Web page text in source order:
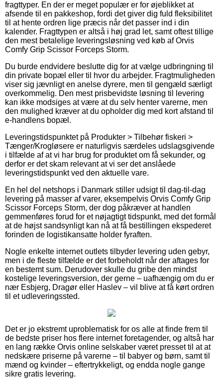
fragttyper. En der er meget populær er for øjeblikket at
afsende til en pakkeshop, fordi det giver dig fuld fleksibilitet
til at hente ordren lige præcis når det passer ind i din
kalender. Fragttypen er altså i høj grad let, samt oftest tillige
den mest betalelige leveringsløsning ved køb af Orvis
Comfy Grip Scissor Forceps Storm.
Du burde endvidere beslutte dig for at vælge udbringning til
din private bopæl eller til hvor du arbejder. Fragtmuligheden
viser sig jævnligt en anelse dyrere, men til gengæld særligt
overkommelig. Den mest prisbevidste løsning til levering
kan ikke modsiges at være at du selv henter varerne, men
den mulighed kræver at du opholder dig med kort afstand til
e-handlens bopæl.
Leveringstidspunktet på Produkter > Tilbehør fiskeri >
Tænger/Krogløsere er naturligvis særdeles udslagsgivende
i tilfælde af at vi har brug for produktet om få sekunder, og
derfor er det skam relevant at vi ser det anslåede
leveringstidspunkt ved den aktuelle vare.
En hel del netshops i Danmark stiller udsigt til dag-til-dag
levering på masser af varer, eksempelvis Orvis Comfy Grip
Scissor Forceps Storm, der dog påkræver at handlen
gemmenføres forud for et nøjagtigt tidspunkt, med det formål
at de højst sandsynligt kan nå at få bestillingen ekspederet
forinden de logistikansatte holder fyraften.
Nogle enkelte internet outlets tilbyder levering uden gebyr,
men i de fleste tilfælde er det forbeholdt når der aftages for
en bestemt sum. Derudover skulle du gribe den mindst
kostelige leveringsversion, der gerne – uafhængig om du er
nær Esbjerg, Dragør eller Haslev – vil blive at få kørt ordren
til et udleveringssted.
Det er jo ekstremt uproblematisk for os alle at finde frem til
de bedste priser hos flere internet foretagender, og altså har
en lang række Orvis online selskaber været presset til at at
nedskære priserne på varerne – til babyer og børn, samt til
mænd og kvinder – eftertrykkeligt, og endda nogle gange
sikre gratis levering.